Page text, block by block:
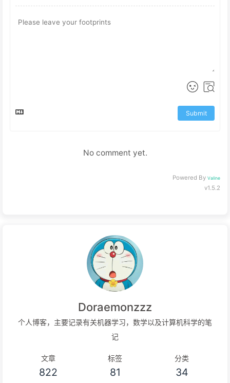
Submit
No comment yet.
Powered By Valine
v1.5.2
Doraemonzzz
个人博客，主要记录有关机器学习，数学以及计算机科学的笔
记
文章
822
标签
81
分类
34